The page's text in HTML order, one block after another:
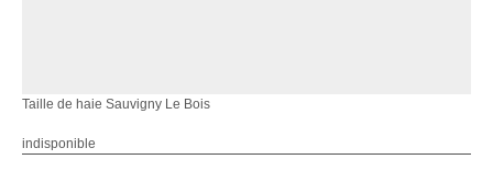
Taille de haie Sauvigny Le Bois
indisponible